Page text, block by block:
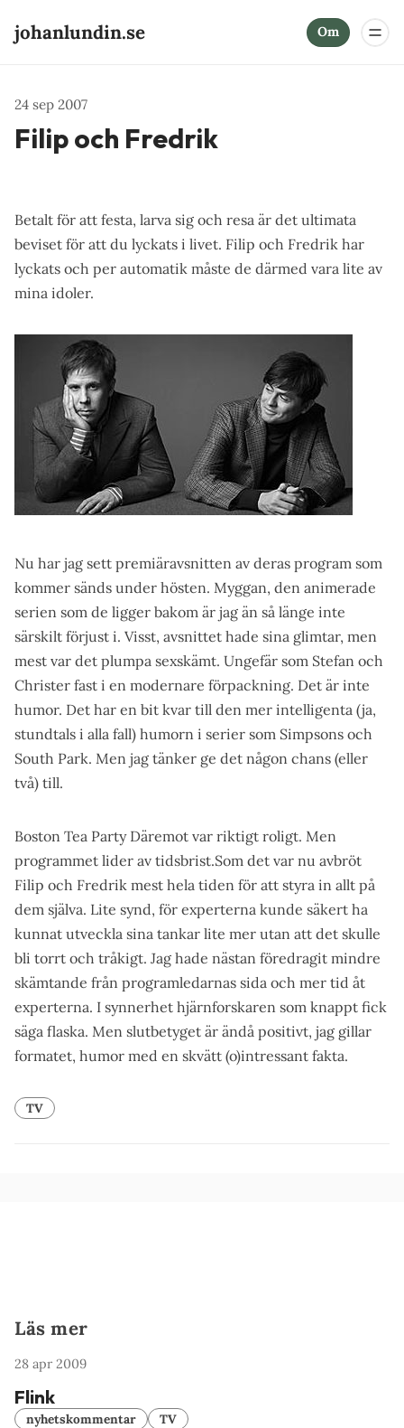
johanlundin.se Om
24 sep 2007
Filip och Fredrik
Betalt för att festa, larva sig och resa är det ultimata
beviset för att du lyckats i livet. Filip och Fredrik har
lyckats och per automatik måste de därmed vara lite av
mina idoler.
Nu har jag sett premiäravsnitten av deras program som
kommer sänds under hösten. Myggan, den animerade
serien som de ligger bakom är jag än så länge inte
särskilt förjust i. Visst, avsnittet hade sina glimtar, men
mest var det plumpa sexskämt. Ungefär som Stefan och
Christer fast i en modernare förpackning. Det är inte
humor. Det har en bit kvar till den mer intelligenta (ja,
stundtals i alla fall) humorn i serier som Simpsons och
South Park. Men jag tänker ge det någon chans (eller
två) till.
Boston Tea Party Däremot var riktigt roligt. Men
programmet lider av tidsbrist.Som det var nu avbröt
Filip och Fredrik mest hela tiden för att styra in allt på
dem själva. Lite synd, för experterna kunde säkert ha
kunnat utveckla sina tankar lite mer utan att det skulle
bli torrt och tråkigt. Jag hade nästan föredragit mindre
skämtande från programledarnas sida och mer tid åt
experterna. I synnerhet hjärnforskaren som knappt fick
säga flaska. Men slutbetyget är ändå positivt, jag gillar
formatet, humor med en skvätt (o)intressant fakta.
TV
Läs mer
28 apr 2009
Flink
nyhetskommentar TV